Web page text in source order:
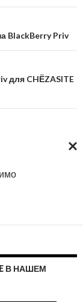
BlackBerry Priv
для CHЁZASITE
В НАШЕМ